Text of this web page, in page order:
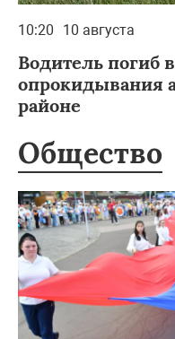
10:20 10 августа
Водитель погиб
опрокидывания
районе
Общество